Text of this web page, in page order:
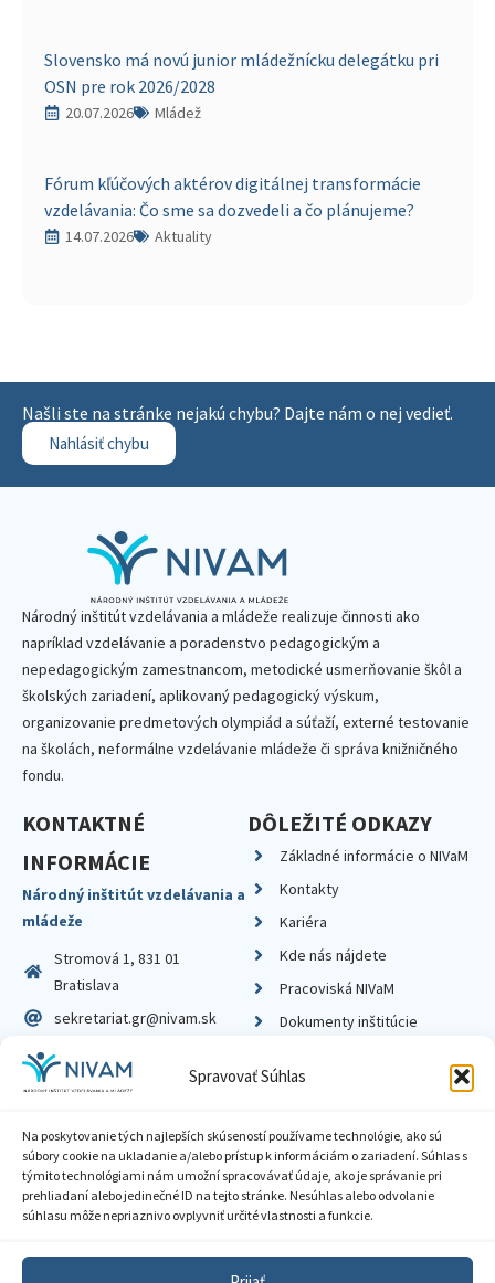
Spravovať Súhlas
Na poskytovanie tých najlepších skúseností používame technológie, ako sú
súbory cookie na ukladanie a/alebo prístup k informáciám o zariadení. Súhlas s
týmito technológiami nám umožní spracovávať údaje, ako je správanie pri
prehliadaní alebo jedinečné ID na tejto stránke. Nesúhlas alebo odvolanie
súhlasu môže nepriaznivo ovplyvniť určité vlastnosti a funkcie.
Slovensko má novú junior mládežnícku delegátku pri
OSN pre rok 2026/2028
20.07.2026 Mládež
Fórum kľúčových aktérov digitálnej transformácie
vzdelávania: Čo sme sa dozvedeli a čo plánujeme?
14.07.2026 Aktuality
Našli ste na stránke nejakú chybu? Dajte nám o nej vedieť.
Nahlásiť chybu
Národný inštitút vzdelávania a mládeže realizuje činnosti ako
napríklad vzdelávanie a poradenstvo pedagogickým a
nepedagogickým zamestnancom, metodické usmerňovanie škôl a
školských zariadení, aplikovaný pedagogický výskum,
organizovanie predmetových olympiád a súťaží, externé testovanie
na školách, neformálne vzdelávanie mládeže či správa knižničného
fondu.
KONTAKTNÉ
INFORMÁCIE
Národný inštitút vzdelávania a
mládeže
Stromová 1, 831 01
Bratislava
sekretariat.gr@nivam.sk
IČO: 00164348
DIČ: 2020798714
DÔLEŽITÉ ODKAZY
Základné informácie o NIVaM
Kontakty
Kariéra
Kde nás nájdete
Pracoviská NIVaM
Dokumenty inštitúcie
Zásady ochrany súkromia